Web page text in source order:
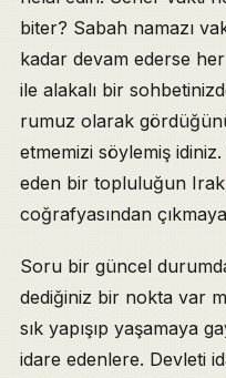
biter? Sabah namazı
kadar devam ederse
ile alakalı bir
rumuz olarak
etmemizi söylemiş
eden bir topluluğun
coğrafyasından
Soru bir güncel
dediğiniz bir nokta var
sık yapışıp yaşamaya
idare edenlere. Devleti